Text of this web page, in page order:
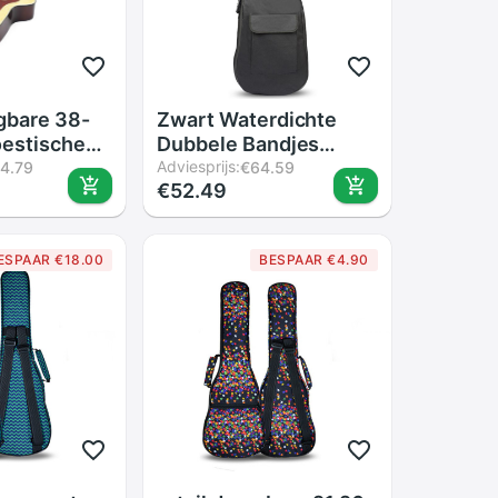
38-
Tas
Soft
Zwart Waterdichte
Dubbele Bandjes
Basgitaar Rugzak Gig
Bag Case Voor
Elektrische Bas 5 Mm
Guitar Case
Adviesprijs:€64.59
€52.49
€18.00 BESPAAR €4.90